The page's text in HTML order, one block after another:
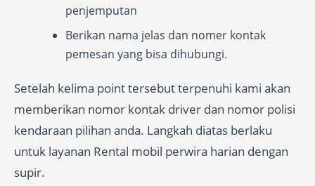
penjemputan
Berikan nama jelas dan nomer kontak
pemesan yang bisa dihubungi.
Setelah kelima point tersebut terpenuhi kami akan
memberikan nomor kontak driver dan nomor polisi
kendaraan pilihan anda. Langkah diatas berlaku
untuk layanan Rental mobil perwira harian dengan
supir.